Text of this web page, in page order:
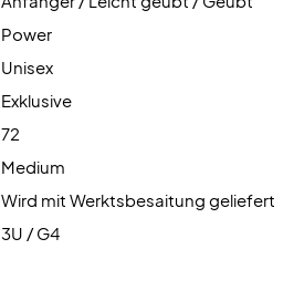
Power
Unisex
Exklusive
72
Medium
Wird mit Werktsbesaitung geliefert
3U / G4